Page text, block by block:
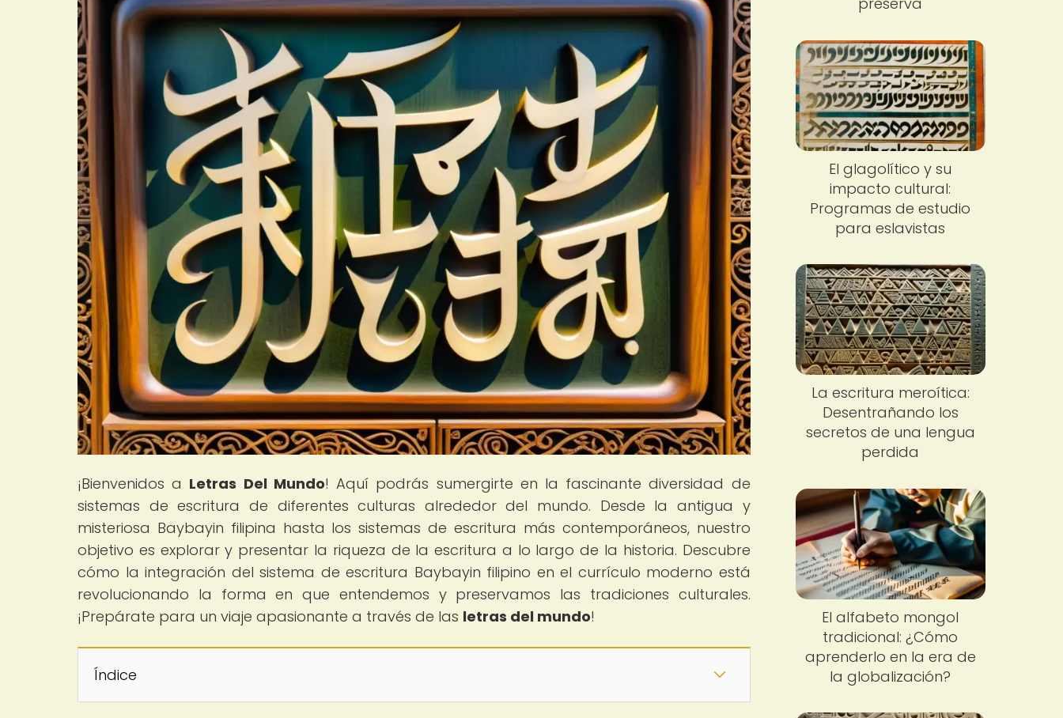
¡Bienvenidos a Letras Del Mundo! Aquí podrás sumergirte en la fascinante diversidad de
sistemas de escritura de diferentes culturas alrededor del mundo. Desde la antigua y
misteriosa Baybayin filipina hasta los sistemas de escritura más contemporáneos, nuestro
objetivo es explorar y presentar la riqueza de la escritura a lo largo de la historia. Descubre
cómo la integración del sistema de escritura Baybayin filipino en el currículo moderno está
revolucionando la forma en que entendemos y preservamos las tradiciones culturales.
¡Prepárate para un viaje apasionante a través de las letras del mundo!
Índice
El glagolítico y su
impacto cultural:
Programas de estudio
para eslavistas
La escritura meroítica:
Desentrañando los
secretos de una lengua
perdida
El alfabeto mongol
tradicional: ¿Cómo
aprenderlo en la era de
la globalización?